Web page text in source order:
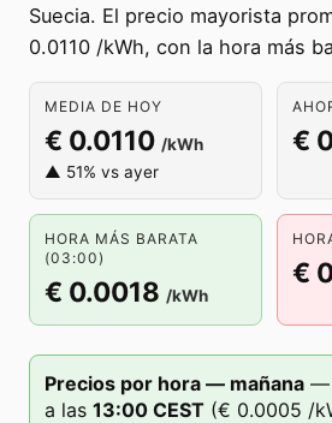
Suecia. El precio mayorista
0.0110 /kWh, con la hora más
MEDIA DE HOY
€ 0.0110 /kWh
▲ 51% vs ayer
€
HORA MÁS BARATA
(03:00)
€ 0.0018 /kWh
€
Precios por hora — mañana —
a las 13:00 CEST (€ 0.0005 /